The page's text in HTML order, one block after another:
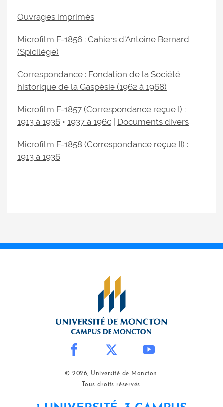
Ouvrages imprimés
Microfilm F-1856 : Cahiers d'Antoine Bernard
(Spicilège)
Correspondance : Fondation de la Société
historique de la Gaspésie (1962 à 1968)
Microfilm F-1857 (Correspondance reçue I) :
1913 à 1936 • 1937 à 1960 Documents divers
Microfilm F-1858 (Correspondance reçue II) :
1913 à 1936
© 2026, Université de Moncton.
Tous droits réservés.